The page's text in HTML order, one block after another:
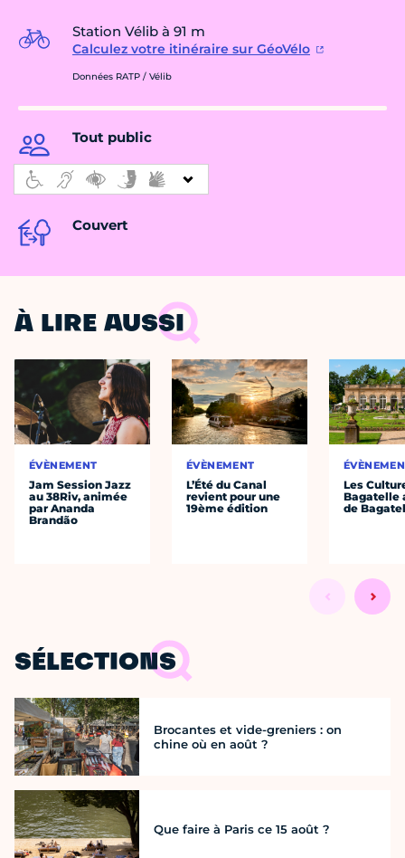
Station Vélib à 91 m
Calculez votre itinéraire sur GéoVélo
Données RATP / Vélib
Tout public
Couvert
À LIRE AUSSI
ÉVÈNEMENT
Jam Session Jazz
au 38Riv, animée
par Ananda
Brandão
ÉVÈNEMENT
L’Été du Canal
revient pour une
19ème édition
Les
Bagatelle
de
SÉLECTIONS
Brocantes et vide-greniers : on
chine où en août ?
Que faire à Paris ce 15 août ?